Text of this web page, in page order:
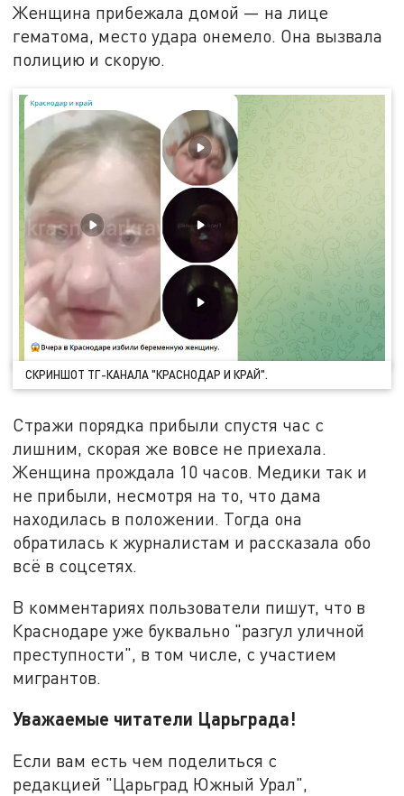
Женщина прибежала домой — на лице
гематома, место удара онемело. Она вызвала
полицию и скорую.
СКРИНШОТ ТГ-КАНАЛА "КРАСНОДАР И КРАЙ".
Стражи порядка прибыли спустя час с
лишним, скорая же вовсе не приехала.
Женщина прождала 10 часов. Медики так и
не прибыли, несмотря на то, что дама
находилась в положении. Тогда она
обратилась к журналистам и рассказала обо
всё в соцсетях.
В комментариях пользователи пишут, что в
Краснодаре уже буквально "разгул уличной
преступности", в том числе, с участием
мигрантов.
Уважаемые читатели Царьграда!
Если вам есть чем поделиться с
редакцией "Царьград Южный Урал",